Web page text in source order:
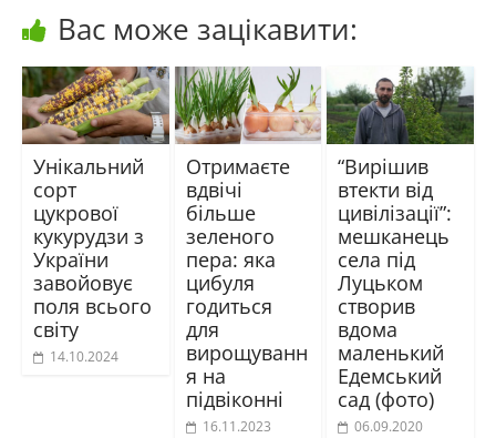
Вас може зацікавити:
Унікальний
сорт
цукрової
кукурудзи з
України
завойовує
поля всього
світу
14.10.2024
Отримаєте
вдвічі
більше
зеленого
пера: яка
цибуля
годиться
для
вирощуванн
я на
підвіконні
16.11.2023
“Вирішив
втекти від
цивілізації”:
мешканець
села під
Луцьком
створив
вдома
маленький
Едемський
сад (фото)
06.09.2020